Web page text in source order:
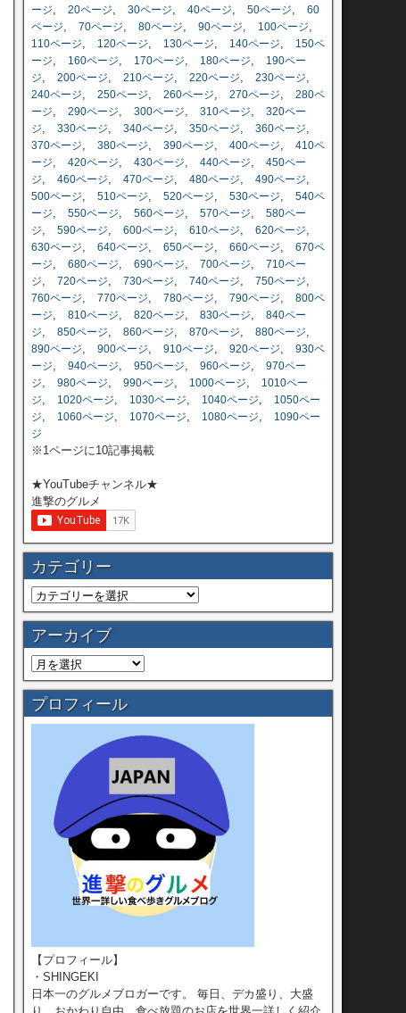
ージ, 20ページ, 30ページ, 40ページ, 50ページ, 60
ページ, 70ページ, 80ページ, 90ページ, 100ページ,
110ページ, 120ページ, 130ページ, 140ページ,
150ペ
ージ, 160ページ, 170ページ, 180ページ,
190ペー
ジ, 200ページ, 210ページ, 220ページ, 230ページ,
240ページ, 250ページ, 260ページ, 270ページ, 280ペ
ージ, 290ページ, 300ページ, 310ページ, 320ペー
ジ, 330ページ, 340ページ, 350ページ, 360ページ,
370ページ, 380ページ, 390ページ, 400ページ, 410ペ
ージ, 420ページ, 430ページ, 440ページ, 450ペー
ジ, 460ページ, 470ページ, 480ページ, 490ページ,
500ページ, 510ページ, 520ページ, 530ページ, 540ペ
ージ, 550ページ, 560ページ, 570ページ, 580ペー
ジ, 590ページ, 600ページ, 610ページ, 620ページ,
630ページ, 640ページ, 650ページ, 660ページ, 670ペ
ージ, 680ページ, 690ページ, 700ページ, 710ペー
ジ, 720ページ, 730ページ, 740ページ, 750ページ,
760ページ, 770ページ, 780ページ, 790ページ, 800ペ
ージ, 810ページ, 820ページ, 830ページ, 840ペー
ジ, 850ページ, 860ページ, 870ページ, 880ページ,
890ページ, 900ページ, 910ページ, 920ページ, 930ペ
ージ, 940ページ, 950ページ, 960ページ, 970ペー
ジ, 980ページ, 990ページ, 1000ページ,
1010ペー
ジ, 1020ページ, 1030ページ, 1040ページ,
1050ペー
ジ, 1060ページ, 1070ページ, 1080ページ,
1090ペー
ジ
※1ページに10記事掲載
★YouTubeチャンネル★
進撃のグルメ
カテゴリー
アーカイブ
プロフィール
【プロフィール】
・SHINGEKI
日本一のグルメブロガーです。 毎日、デカ盛り、大盛